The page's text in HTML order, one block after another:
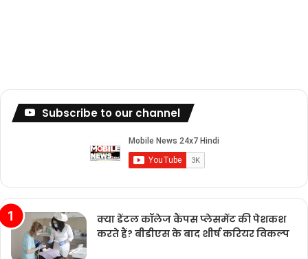
Subscribe to our channel
क्या डेंटल कॉलेज कैंपस प्लेसमेंट की पेशकश
करते हैं? बीडीएस के बाद शीर्ष करियर विकल्प